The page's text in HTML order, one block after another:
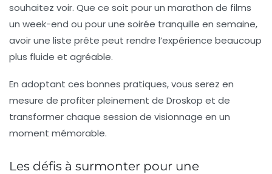
souhaitez voir. Que ce soit pour un marathon de films
un week-end ou pour une soirée tranquille en semaine,
avoir une liste prête peut rendre l’expérience beaucoup
plus fluide et agréable.
En adoptant ces bonnes pratiques, vous serez en
mesure de profiter pleinement de Droskop et de
transformer chaque session de visionnage en un
moment mémorable.
Les défis à surmonter pour une